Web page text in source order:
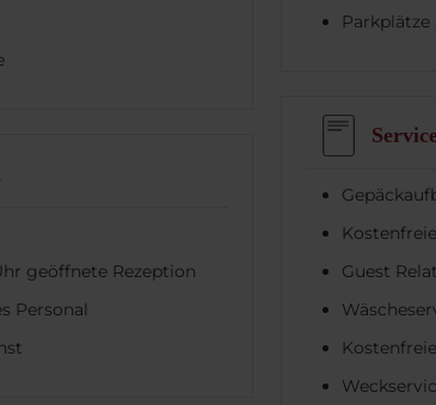
Guest
geöffnete Rezeption
Personal